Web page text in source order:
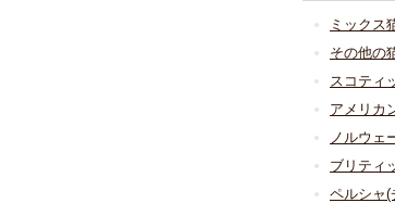
ミックス
その他の
スコティ
アメリカ
ノルウェ
ブリティ
ペルシャ(